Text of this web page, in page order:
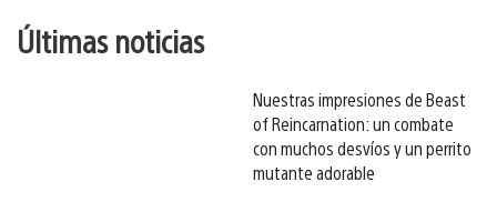
Últimas noticias
Nuestras impresiones de Beast
of Reincarnation: un combate
con muchos desvíos y un perrito
mutante adorable